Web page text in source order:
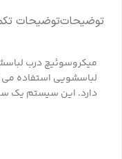
توضیحاتتوضیحات
میکروسوئیچ درب
لباسشویی استفاده می
دارد. این سیستم یک